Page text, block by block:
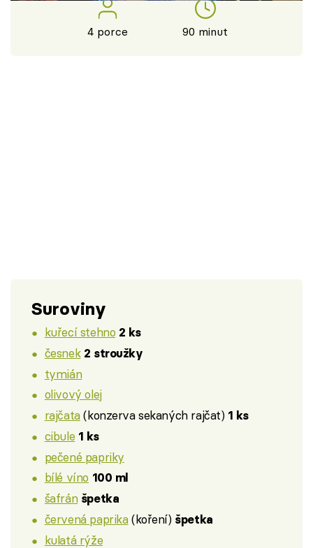
Škola vaření
4 porce 90 minut
Suroviny
kuřecí stehno 2 ks
česnek 2 stroužky
tymián
olivový olej
rajčata(konzerva sekaných rajčat) 1 ks
cibule 1 ks
pečené papriky
bílé víno 100 ml
šafrán špetka
červená paprika(koření) špetka
kulatá rýže